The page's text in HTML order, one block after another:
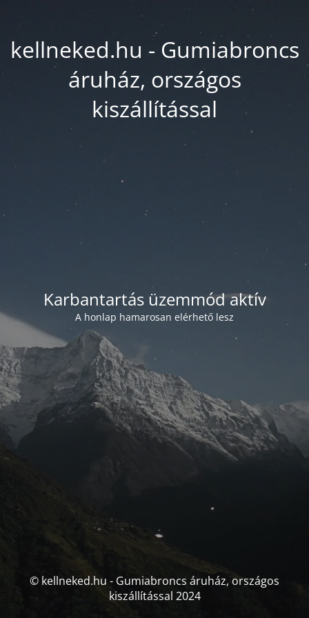
kellneked.hu - Gumiabroncs
áruház, országos
kiszállítással
Karbantartás üzemmód aktív
A honlap hamarosan elérhető lesz
© kellneked.hu - Gumiabroncs áruház, országos
kiszállítással 2024